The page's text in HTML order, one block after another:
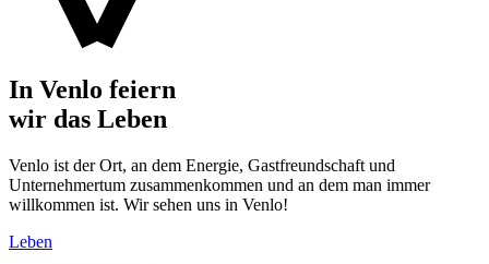
In Venlo feiern
wir das Leben
Venlo ist der Ort, an dem Energie, Gastfreundschaft und
Unternehmertum zusammenkommen und an dem man immer
willkommen ist. Wir sehen uns in Venlo!
Leben